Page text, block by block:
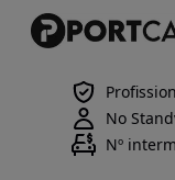
No
Nº